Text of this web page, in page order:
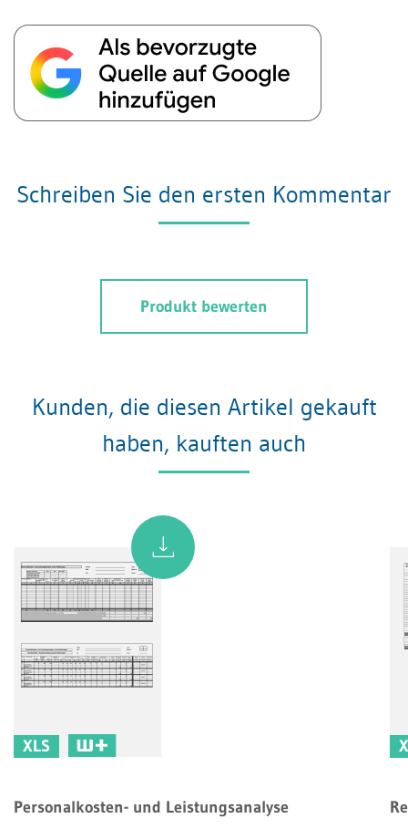
Schreiben Sie den ersten Kommentar
Produkt bewerten
Kunden, die diesen Artikel gekauft
haben, kauften auch
XLS
Personalkosten- und Leistungsanalyse